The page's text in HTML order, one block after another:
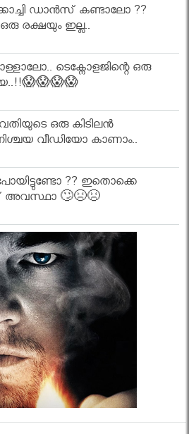
ഡാൻസ് കണ്ടാലോ ??
രക്ഷയും ഇല്ല..
ടെക്നോളജിന്റെ ഒരു
ഒരു കിടിലൻ
വീഡിയോ കാണാം..
?? ഇതൊക്കെ
🙄😣😣